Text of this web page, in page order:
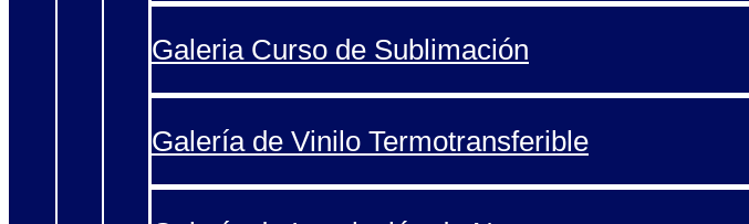
Galeria Curso de Sublimación
Galería de Vinilo Termotransferible